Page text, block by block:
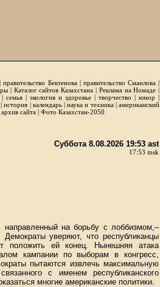
|правительство Бектенова| правительство Смаилова|
| Каталог сайтов Казахстана | Реклама на Номаде |
| семья | экология и здоровье | творчество | юмор |
история | календарь|наука и техника|американский
архив сайта | Фото Казахстан-2050
Суббота 8.08.2026 19:53 ast
17:53 msk
направленный на борьбу с лоббизмом,–
уверяют, что республиканцы
положить ей конец. Нынешняя атака
кампании по выборам в конгресс,
пытаются извлечь максимальную
с именем республиканского
многие американские политики.